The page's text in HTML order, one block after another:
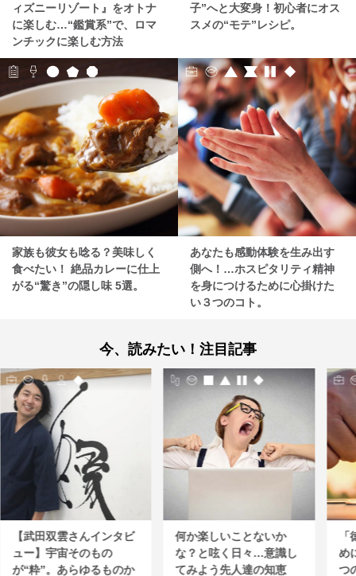
ィズニーリゾート』をオトナ
に楽しむ…“鑑賞系”で、ロマ
ンチックに楽しむ方法
子”へと大変身！初心者にオス
スメの“モテ”レシピ。
家族も彼女も唸る？美味しく
食べたい！ 絶品カレーに仕上
がる“驚き”の隠し味 5選。
あなたも感動体験を生み出す
側へ！…ホスピタリティ精神
を身につけるために心掛けた
い３つのコト。
今、読みたい！注目記事
【武田双雲さんインタビ
ュー】宇宙そのもの
が“粋”。あらゆるものか
何か楽しいことないか
な？と呟く日々…意識し
てみよう先人達の知恵
め
つ